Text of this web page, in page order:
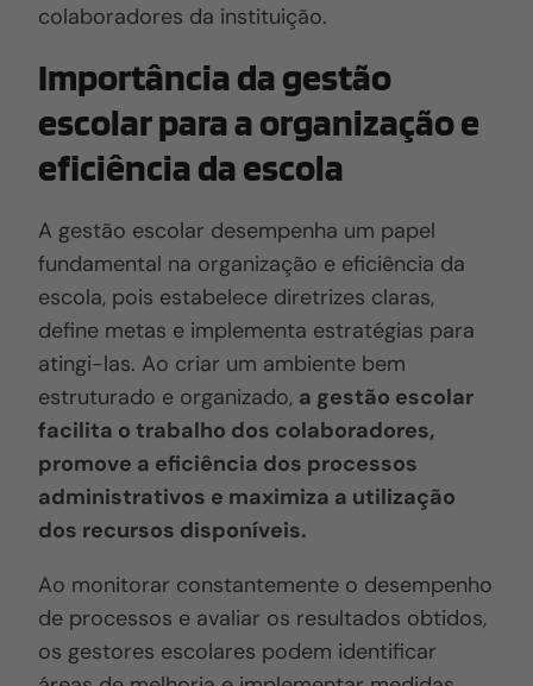
colaboradores da instituição.
Importância da gestão
escolar para a organização e
eficiência da escola
A gestão escolar desempenha um papel
fundamental na organização e eficiência da
escola, pois estabelece diretrizes claras,
define metas e implementa estratégias para
atingi-las. Ao criar um ambiente bem
estruturado e organizado, a gestão escolar
facilita o trabalho dos colaboradores,
promove a eficiência dos processos
administrativos e maximiza a utilização
dos recursos disponíveis.
Ao monitorar constantemente o desempenho
de processos e avaliar os resultados obtidos,
os gestores escolares podem identificar